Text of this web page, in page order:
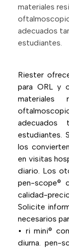
materiales
adecuados
estudiantes.
Riester
para ORL y
estudiantes.
los
en visitas
diario. Los
pen-scope®
calidad-
Solicite
necesarios
• ri mini®
diurna. pen-